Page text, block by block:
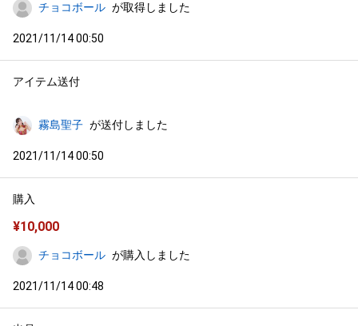
チョコボール が取得しました
2021/11/14 00:50
アイテム送付
霧島聖子 が送付しました
2021/11/14 00:50
購入
¥10,000
チョコボール が購入しました
2021/11/14 00:48